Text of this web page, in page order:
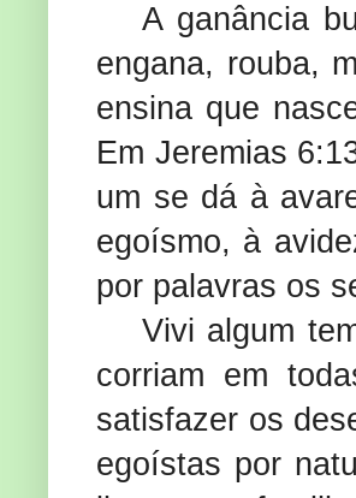
A ganância
engana, rouba,
ensina que
Em Jeremias
um se dá à
egoísmo, à
por palavras os
Vivi algum
corriam em
satisfazer os
egoístas por